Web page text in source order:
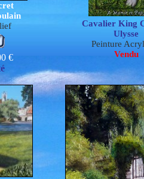
0 €
Cavalier King
Ulysse
Peinture
Vendu